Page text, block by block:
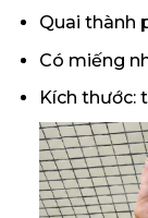
Quai thành
Có miếng
Kích thước: